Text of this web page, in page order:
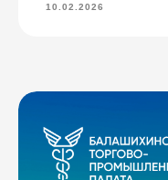
10.02.2026